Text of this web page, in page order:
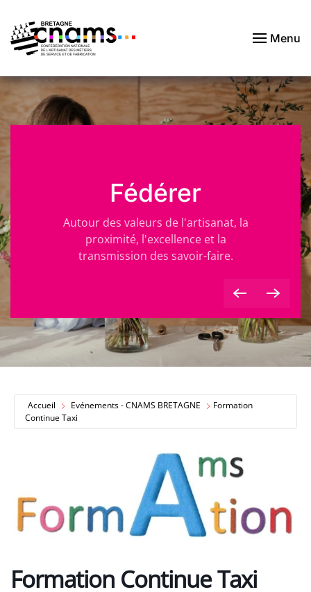
Passer au contenu principal Menu
Fédérer
Autour des valeurs de l'artisanat, la
proximité, l'excellence et la
transmission des savoir-faire.
Accueil Evénements - CNAMS BRETAGNE
Formation
Continue Taxi
Formation Continue Taxi